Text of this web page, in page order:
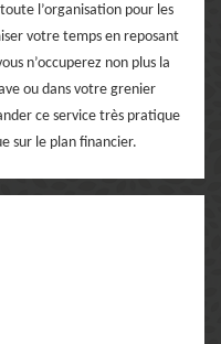
l’organisation pour les
votre temps en reposant
n’occuperez non plus la
ou dans votre grenier
ce service très pratique
sur le plan financier.